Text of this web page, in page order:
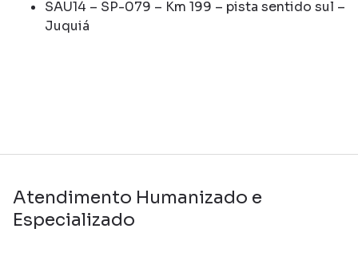
SAU14 – SP-079 – Km 199 – pista sentido sul –
Juquiá
Atendimento Humanizado e
Especializado